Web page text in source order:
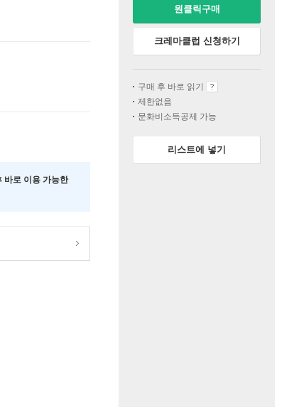
바로 이용 가능한
원클릭구매
크레마클럽 신청하기
구매 후 바로 읽기
제한없음
문화비소득공제 가능
리스트에 넣기